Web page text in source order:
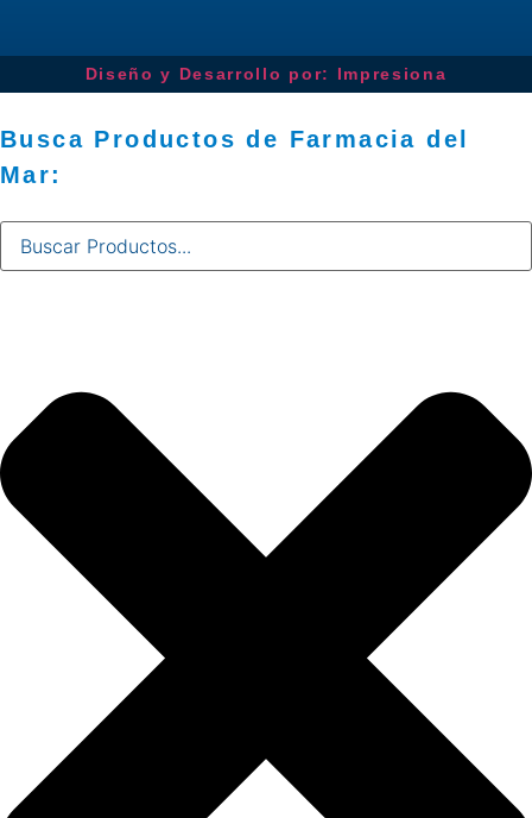
Diseño y Desarrollo por: Impresiona​
Busca Productos de Farmacia del
Mar: